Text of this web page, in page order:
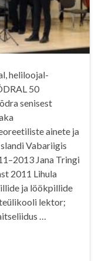
heliloojal-
50
senisest
ainete ja
Vabariigis
Jana Tringi
2011 Lihula
ja löökpillide
lektor;
…